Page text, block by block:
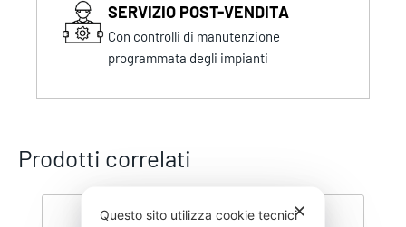
SERVIZIO POST-VENDITA
Con controlli di manutenzione
programmata degli impianti
Prodotti correlati
✕
Questo sito utilizza cookie tecnici